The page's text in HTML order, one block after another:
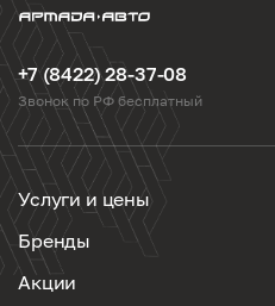
+7 (8422) 28-37-08
Звонок по РФ бесплатный
Услуги и цены
Бренды
Акции